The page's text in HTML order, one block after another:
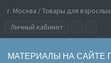
г. Москва / Товары для
Личный кабинет
МАТЕРИАЛЫ НА САЙТЕ